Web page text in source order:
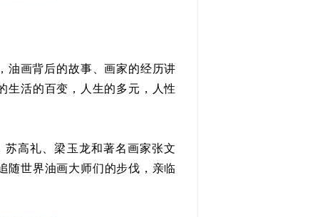
画背后的故事、画家的经历讲
生活的百变，人生的多元，人性
高礼、梁玉龙和著名画家张文
随世界油画大师们的步伐，亲临